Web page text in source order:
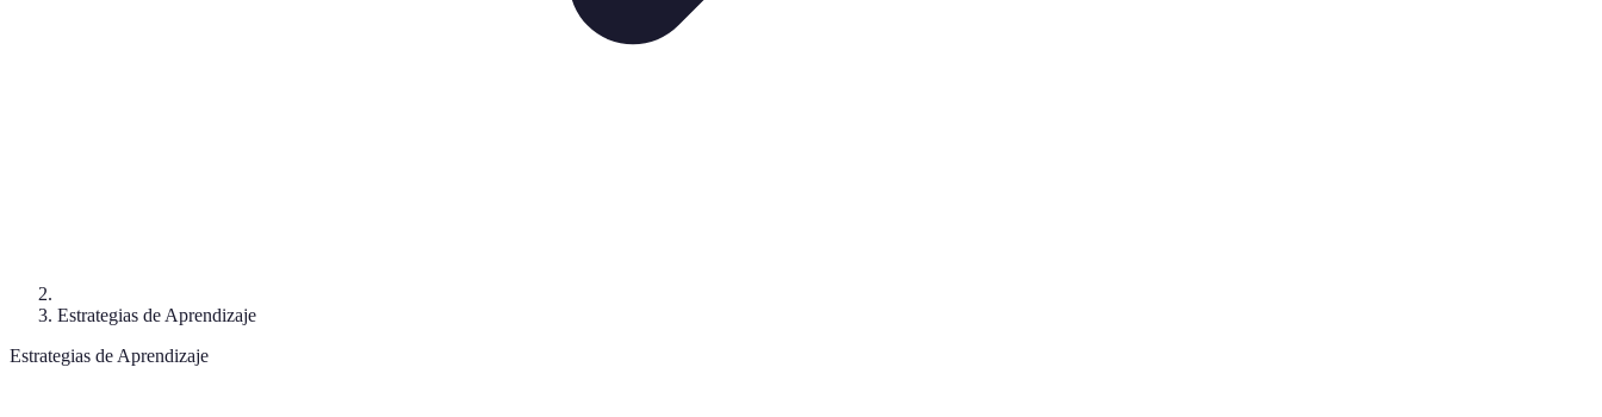
Estrategias de Aprendizaje
Estrategias de Aprendizaje